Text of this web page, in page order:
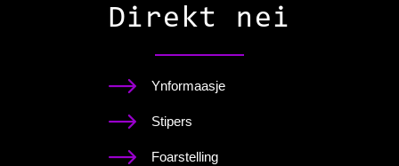
Direkt nei
Ynformaasje
Stipers
Foarstelling